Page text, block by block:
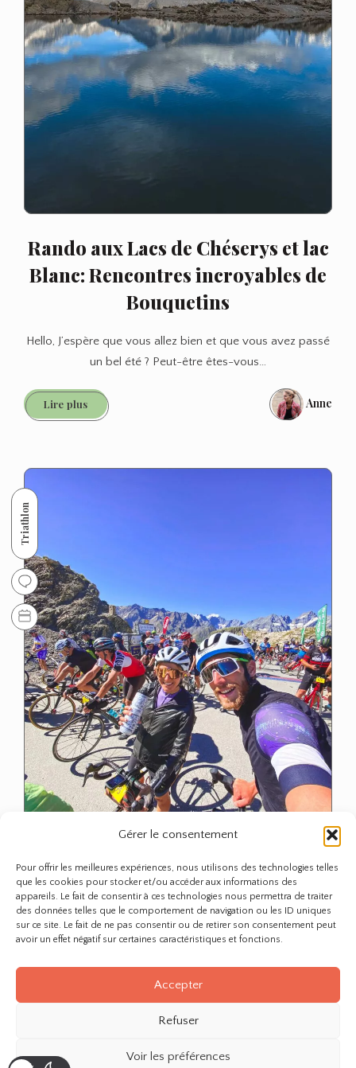
Gérer le consentement
Pour offrir les meilleures expériences, nous utilisons des technologies telles
que les cookies pour stocker et/ou accéder aux informations des
appareils. Le fait de consentir à ces technologies nous permettra de traiter
des données telles que le comportement de navigation ou les ID uniques
sur ce site. Le fait de ne pas consentir ou de retirer son consentement peut
avoir un effet négatif sur certaines caractéristiques et fonctions.
Accepter
Refuser
Voir les préférences
Rando aux Lacs de Chéserys et lac
Blanc: Rencontres incroyables de
Bouquetins
Hello, J’espère que vous allez bien et que vous avez passé
un bel été ? Peut-être êtes-vous…
Lire plusRando
aux
de
Bouquetins
Anne
Triathlon
CR: j’ai participé à l’Etape du Tour
2022 – Briançon/Alpe d’Huez avec
167km et 4700m de d+
Hello, J’espère que vous allez bien ? Le 10 juillet dernier, j’ai
participé à l’Etape du Tour…